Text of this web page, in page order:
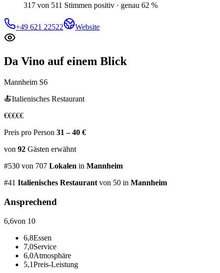
317 von 511 Stimmen positiv · genau 62 %
+49 621 22522 Website
Da Vino auf einem Blick
Mannheim S6
🍝Italienisches Restaurant
€€€€€
Preis pro Person 31 – 40 €
von 92 Gästen erwähnt
#530 von 707 Lokalen in Mannheim
#41 Italienisches Restaurant von 50 in Mannheim
Ansprechend
6,6von 10
6,8Essen
7,0Service
6,0Atmosphäre
5,1Preis-Leistung